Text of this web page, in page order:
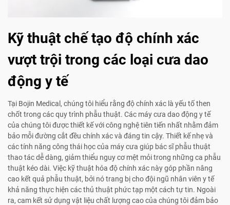
Kỹ thuật chế tạo độ chính xác
vượt trội trong các loại cưa dao
động y tế
Tại Bojin Medical, chúng tôi hiểu rằng độ chính xác là yếu tố then
chốt trong các quy trình phẫu thuật. Các máy cưa dao động y tế
của chúng tôi được thiết kế với công nghệ tiên tiến nhất nhằm đảm
bảo mỗi đường cắt đều chính xác và đáng tin cậy. Thiết kế nhẹ và
các tính năng công thái học của máy cưa giúp bác sĩ phẫu thuật
thao tác dễ dàng, giảm thiểu nguy cơ mệt mỏi trong những ca phẫu
thuật kéo dài. Việc kỹ thuật hóa độ chính xác này góp phần nâng
cao kết quả phẫu thuật, bởi nó trang bị cho đội ngũ nhân viên y tế
khả năng thực hiện các thủ thuật phức tạp một cách tự tin. Ngoài
ra, cam kết sử dụng vật liệu chất lượng cao của chúng tôi đảm bảo